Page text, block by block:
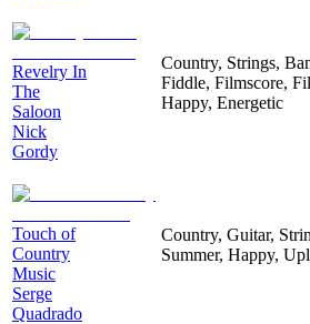
Revelry In
The
Saloon
Nick
Gordy
Country, Strings,
Fiddle, Filmscore,
Happy, Energetic
Touch of
Country
Music
Serge
Quadrado
Country, Guitar,
Summer, Happy,